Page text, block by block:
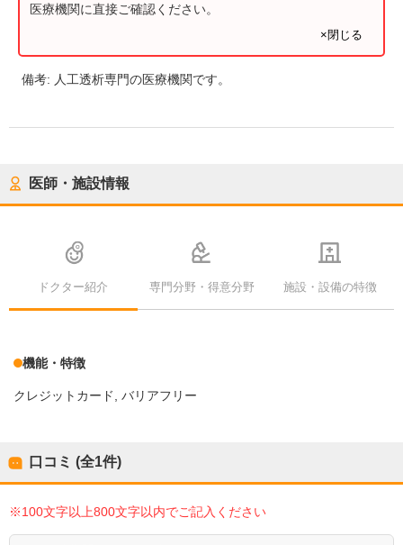
医療機関に直接ご確認ください。
×閉じる
備考: 人工透析専門の医療機関です。
医師・施設情報
ドクター紹介 専門分野・得意分野 施設・設備の特徴
機能・特徴
クレジットカード バリアフリー
口コミ (全1件)
※100文字以上800文字以内でご記入ください